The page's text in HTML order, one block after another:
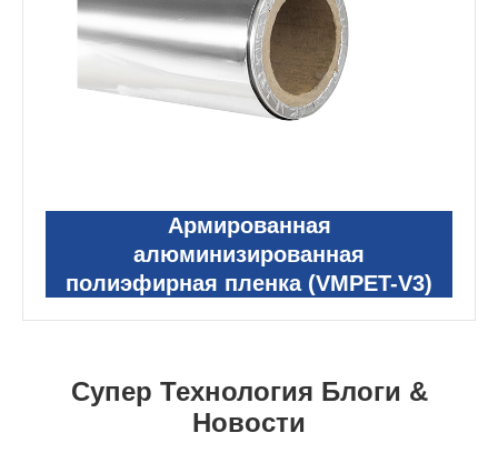
Армированная
алюминизированная
полиэфирная пленка (VMPET-V3)
Супер Технология Блоги &
Новости